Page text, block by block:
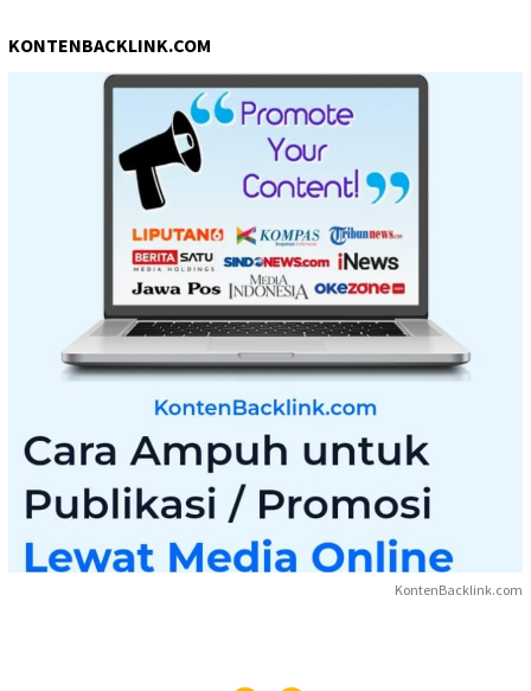
KONTENBACKLINK.COM
KontenBacklink.com